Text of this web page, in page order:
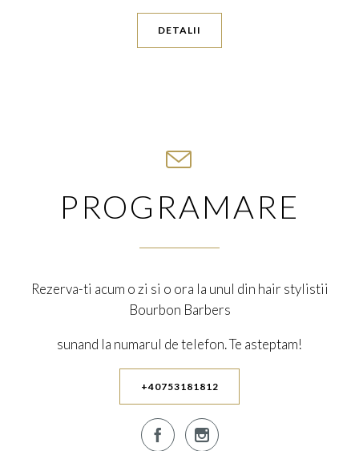
DETALII

PROGRAMARE
Rezerva-ti acum o zi si o ora la unul din hair stylistii
Bourbon Barbers
sunand la numarul de telefon. Te asteptam!
+40753181812
 